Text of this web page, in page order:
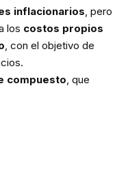
inflacionarios, pero
los costos propios
, con el objetivo de
compuesto, que